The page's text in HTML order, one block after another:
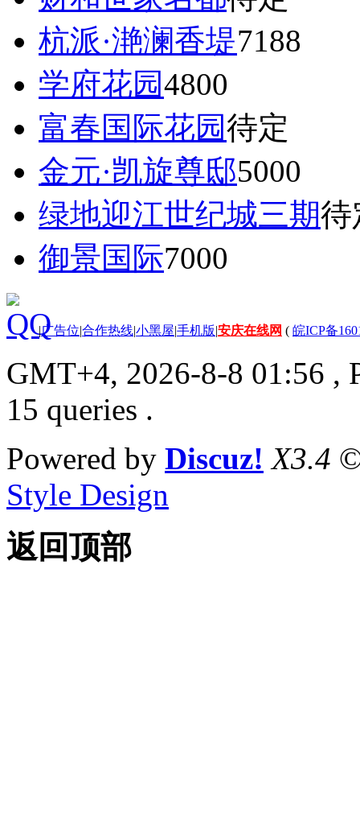
杭派·滟澜香堤7188
学府花园4800
富春国际花园待定
金元·凯旋尊邸5000
绿地迎江世纪城三期待
御景国际7000
|广告位|合作热线|小黑屋|手机版|安庆在线网 ( 皖ICP备
GMT+4, 2026-8-8 01:56 ,
15 queries .
Powered by Discuz! X3.4
Style Design
返回顶部